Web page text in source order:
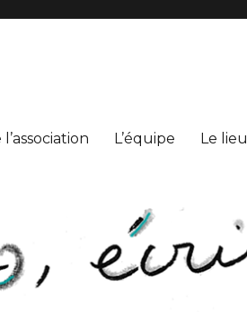
L’équipe Le lieu